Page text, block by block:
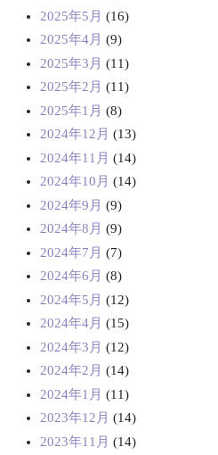
2025年5月 (16)
2025年4月 (9)
2025年3月 (11)
2025年2月 (11)
2025年1月 (8)
2024年12月 (13)
2024年11月 (14)
2024年10月 (14)
2024年9月 (9)
2024年8月 (9)
2024年7月 (7)
2024年6月 (8)
2024年5月 (12)
2024年4月 (15)
2024年3月 (12)
2024年2月 (14)
2024年1月 (11)
2023年12月 (14)
2023年11月 (14)